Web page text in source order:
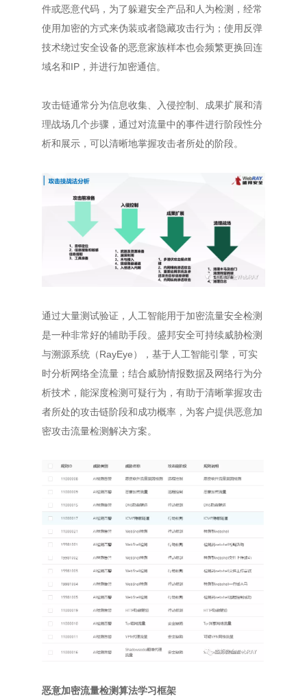
件或恶意代码，为了躲避安全产品和人为检测，经常
使用加密的方式来伪装或者隐藏攻击行为；使用反弹
技术绕过安全设备的恶意家族样本也会频繁更换回连
域名和IP，并进行加密通信。
攻击链通常分为信息收集、入侵控制、成果扩展和清
理战场几个步骤，通过对流量中的事件进行阶段性分
析和展示，可以清晰地掌握攻击者所处的阶段。
通过大量测试验证，人工智能用于加密流量安全检测
是一种非常好的辅助手段。盛邦安全可持续威胁检测
与溯源系统（RayEye），基于人工智能引擎，可实
时分析网络全流量；结合威胁情报数据及网络行为分
析技术，能深度检测可疑行为，有助于清晰掌握攻击
者所处的攻击链阶段和成功概率，为客户提供恶意加
密攻击流量检测解决方案。
恶意加密流量检测算法学习框架